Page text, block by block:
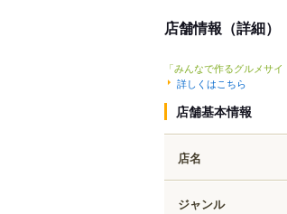
店舗情報（詳細）
「みんなで作るグルメサ
詳しくはこちら
店舗基本情報
店名
ジャンル